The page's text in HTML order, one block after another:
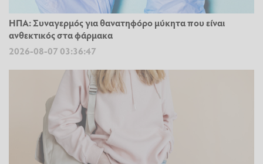
ΗΠΑ: Συναγερμός για θανατηφόρο μύκητα που είναι
ανθεκτικός στα φάρμακα
2026-08-07 03:36:47